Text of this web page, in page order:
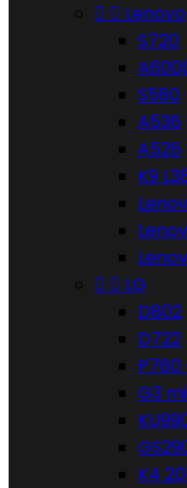
  Lenovo
S720
S580
A536
A526
K9
  LG
D802
D722
P760
G3
K4